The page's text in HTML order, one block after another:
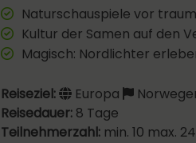
Naturschauspiele vor
Kultur der Samen auf den
Magisch: Nordlichter
Reiseziel: Europa
Reisedauer: 8 Tage
Teilnehmerzahl: min. 10 max. 24